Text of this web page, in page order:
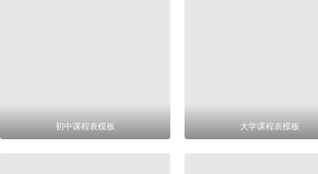
初中课程表模板 大学课程表模板